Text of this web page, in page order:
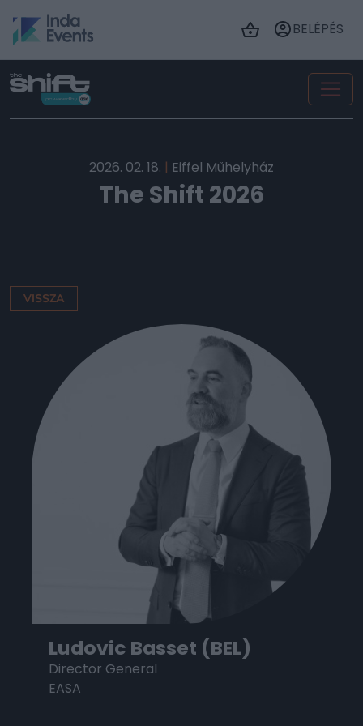
BELÉPÉS
2026. 02. 18. | Eiffel Műhelyház
The Shift 2026
VISSZA
Ludovic Basset (BEL)
Director General
EASA